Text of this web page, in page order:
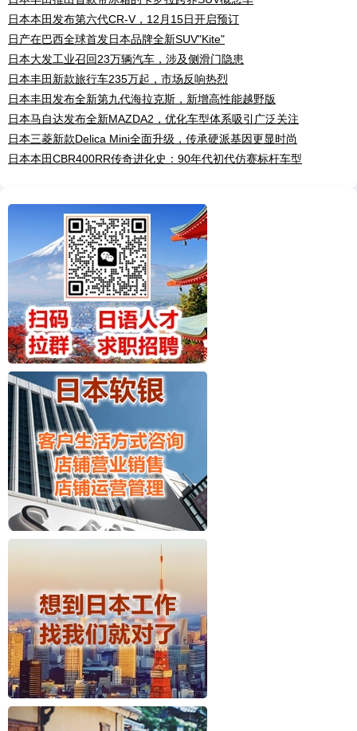
日本本田发布第六代CR-V，12月15日开启预订
日产在巴西全球首发日本品牌全新SUV"Kite"
日本大发工业召回23万辆汽车，涉及侧滑门隐患
日本丰田新款旅行车235万起，市场反响热烈
日本丰田发布全新第九代海拉克斯，新增高性能越野版
日本马自达发布全新MAZDA2，优化车型体系吸引广泛关注
日本三菱新款Delica Mini全面升级，传承硬派基因更显时尚
日本本田CBR400RR传奇进化史：90年代初代仿赛标杆车型